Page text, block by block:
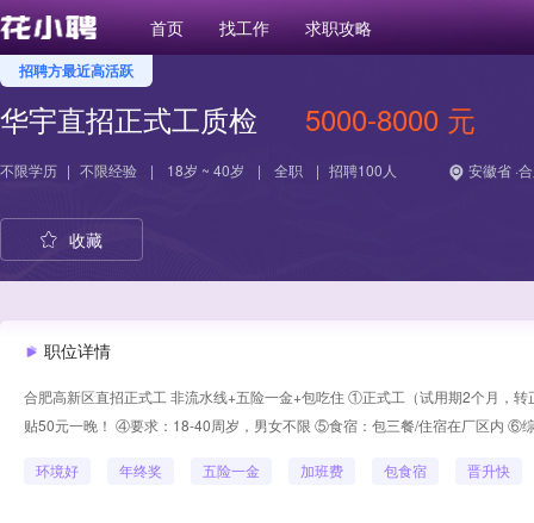
首页 找工作 求职攻略
招聘方最近高活跃
华宇直招正式工质检 5000-8000 元
不限学历 | 不限经验 | 18岁 ~ 40岁 | 全职 | 招聘100人 安徽省 ·
收藏
职位详情
合肥高新区直招正式工 非流水线+五险一金+包吃住 ①正式工（试用期2个月，
贴50元一晚！ ④要求：18-40周岁，男女不限 ⑤食宿：包三餐/住宿在厂区内 ⑥
环境好 年终奖 五险一金 加班费 包食宿 晋升快